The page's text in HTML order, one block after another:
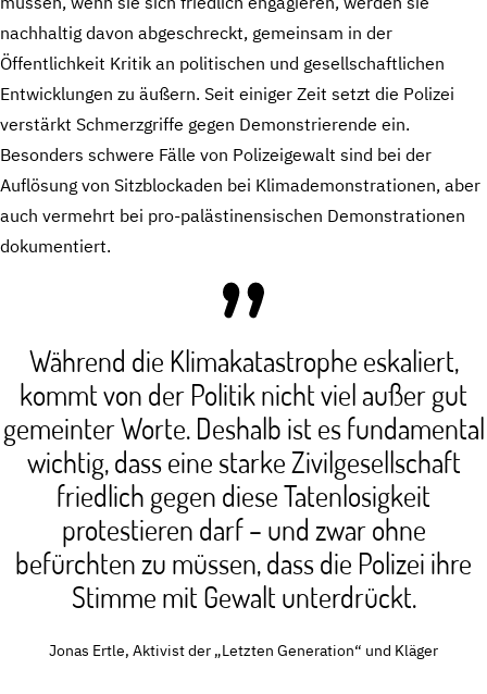
nachhaltig davon abgeschreckt, gemeinsam in der
Öffentlichkeit Kritik an politischen und gesellschaftlichen
Entwicklungen zu äußern. Seit einiger Zeit setzt die Polizei
verstärkt Schmerzgriffe gegen Demonstrierende ein.
Besonders schwere Fälle von Polizeigewalt sind bei der
Auflösung von Sitzblockaden bei Klimademonstrationen, aber
auch vermehrt bei pro-palästinensischen Demonstrationen
dokumentiert.
Während die Klimakatastrophe eskaliert,
kommt von der Politik nicht viel außer gut
gemeinter Worte. Deshalb ist es fundamental
wichtig, dass eine starke Zivilgesellschaft
friedlich gegen diese Tatenlosigkeit
protestieren darf – und zwar ohne
befürchten zu müssen, dass die Polizei ihre
Stimme mit Gewalt unterdrückt.
Jonas Ertle, Aktivist der „Letzten Generation“ und Kläger